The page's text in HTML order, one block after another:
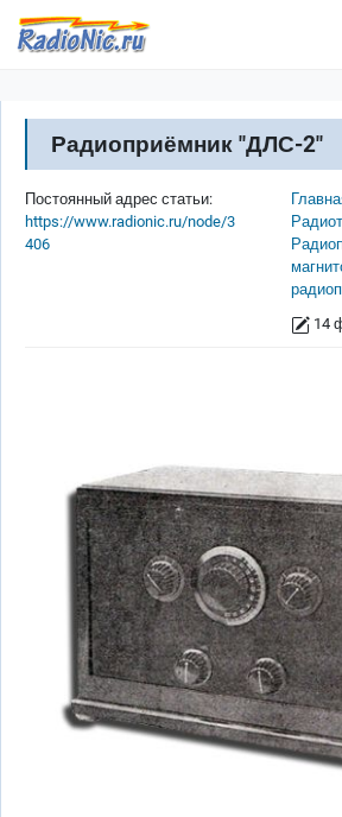
Перейти к основному содержанию
Радиоприёмник "ДЛС-2"
14
Постоянный адрес статьи:
https://www.radionic.ru/node/3
406